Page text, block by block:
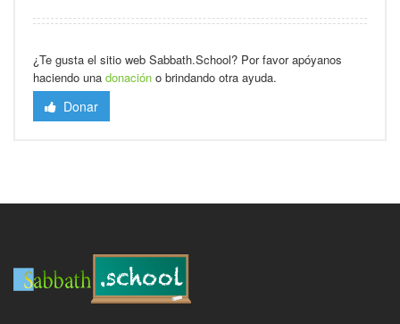
¿Te gusta el sitio web Sabbath.School? Por favor apóyanos
haciendo una donación o brindando otra ayuda.
Donar